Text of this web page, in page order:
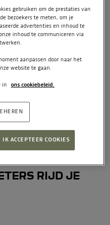
actie
RIJD JE
gebruiken om de prestaties van
bezoekers te meten, om je
advertenties en inhoud te
inhoud te communiceren via
aanpassen door naar het
website te gaan.
in ons cookiebeleid.
IK ACCEPTEER COOKIES